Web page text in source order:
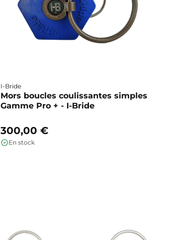
I-Bride
Mors boucles coulissantes simples
Gamme Pro + - I-Bride
300,00 €
En stock